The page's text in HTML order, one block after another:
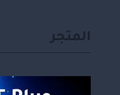
المتجر